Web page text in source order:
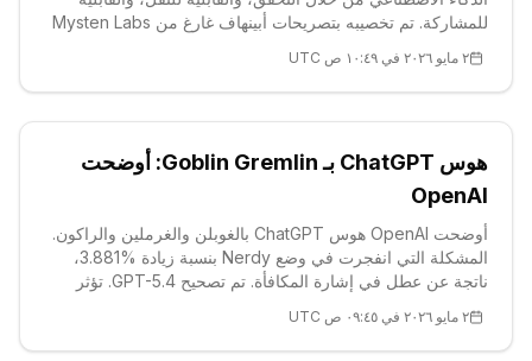
للمشاركة. تم تخصيبه بتصريحات أبينهاف غارغ من Mysten Labs
الموزع، والخصوصية، والسيناريوهات الجديدة تزيد من موثوقية
العوامل.
٢ مايو ٢٠٢٦ في ١٠:٤٩ ص UTC
هوس ChatGPT بـ Goblin Gremlin: أوضحت
OpenAI
أوضحت OpenAI هوس ChatGPT بالغوبلن والغرملين والراكون.
المشكلة التي انفجرت في وضع Nerdy بنسبة زيادة %3.881،
ناتجة عن عطل في إشارة المكافأة. تم تصحيح GPT-5.4. تؤثر
دعوم قوية $0.0074.
٢ مايو ٢٠٢٦ في ٠٩:٤٥ ص UTC